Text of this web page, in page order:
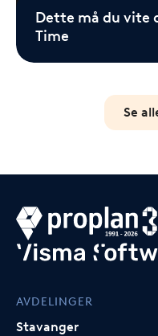
Dette må du vite
Time
Se
AVDELINGER
Stavanger